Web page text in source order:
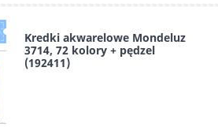
Kredki akwarelowe Mondeluz
3714, 72 kolory + pędzel
(192411)